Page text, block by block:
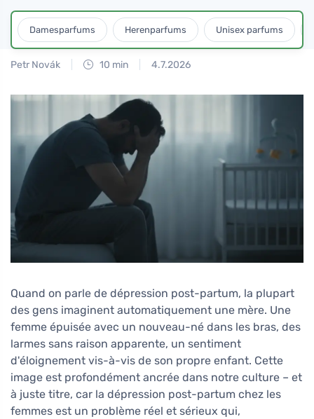
Damesparfums Herenparfums Unisex parfums
Petr Novák 10 min 4.7.2026
Quand on parle de dépression post-partum, la plupart
des gens imaginent automatiquement une mère. Une
femme épuisée avec un nouveau-né dans les bras, des
larmes sans raison apparente, un sentiment
d'éloignement vis-à-vis de son propre enfant. Cette
image est profondément ancrée dans notre culture – et
à juste titre, car la dépression post-partum chez les
femmes est un problème réel et sérieux qui,